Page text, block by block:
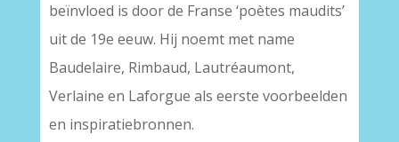
beïnvloed is door de Franse ‘poètes maudits’
uit de 19e eeuw. Hij noemt met name
Baudelaire, Rimbaud, Lautréaumont,
Verlaine en Laforgue als eerste voorbeelden
en inspiratiebronnen.